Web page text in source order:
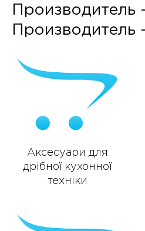
Производитель
Производитель
Аксесуари для
дрібної кухонної
техніки